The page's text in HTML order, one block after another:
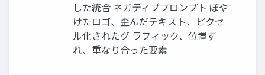
した統合 ネガティブプロンプト ぼや
けたロゴ、歪んだテキスト、ピクセ
ル化されたグ ラフィック、位置ず
れ、重なり合った要素